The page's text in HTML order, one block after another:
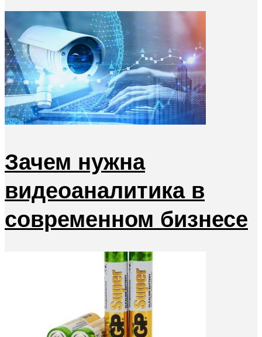
Зачем нужна
видеоаналитика в
современном бизнесе